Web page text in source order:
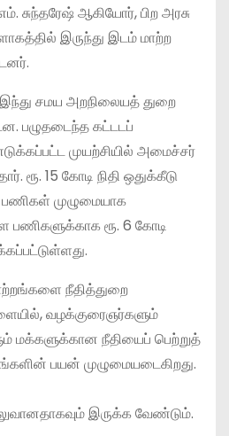
சுந்தரேஷ் ஆகியோர், பிற அரசு
இருந்து இடம் மாற்ற
சமய அறநிலையத் துறை
பழுதடைந்த கட்டடப்
முயற்சியில் அமைச்சர்
ரூ. 15 கோடி நிதி ஒதுக்கீடு
முழுமையாக
பணிகளுக்காக ரூ. 6 கோடி
நீதித்துறை
வழக்குரைஞர்களும்
மக்களுக்கான நீதியைப் பெற்றுத்
பயன் முழுமையடைகிறது.
இருக்க வேண்டும்.